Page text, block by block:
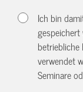
Ich bin
verwendet
Seminare